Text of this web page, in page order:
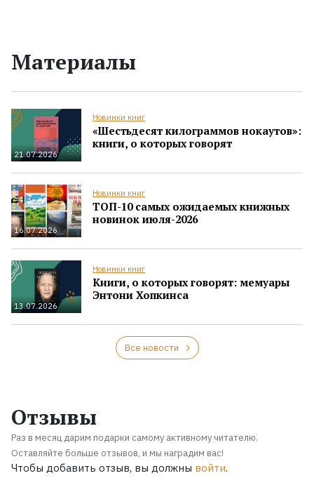
Материалы
21.07.2026
Новинки книг
«Шестьдесят килограммов нокаутов»:
книги, о которых говорят
16.07.2026
Новинки книг
ТОП-10 самых ожидаемых книжных
новинок июля-2026
13.07.2026
Новинки книг
Книги, о которых говорят: мемуары
Энтони Хопкинса
Все новости
Отзывы
Раз в месяц дарим подарки самому активному читателю.
Оставляйте больше отзывов, и мы наградим вас!
Чтобы добавить отзыв, вы должны войти.